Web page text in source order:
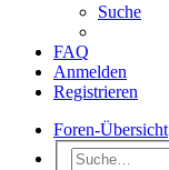
Suche
FAQ
Anmelden
Registrieren
Foren-Übersicht